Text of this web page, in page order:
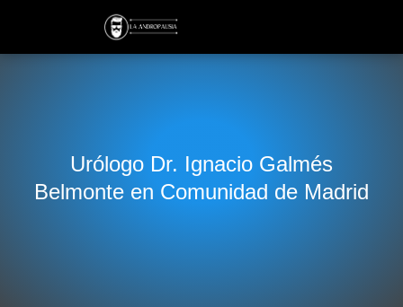
Urólogo Dr. Ignacio Galmés
Belmonte en Comunidad de Madrid